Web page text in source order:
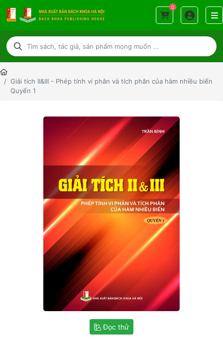
0
Giải tích II&III - Phép tính vi phân và tích phân của hàm nhiều biến
Quyển 1
Đọc thử